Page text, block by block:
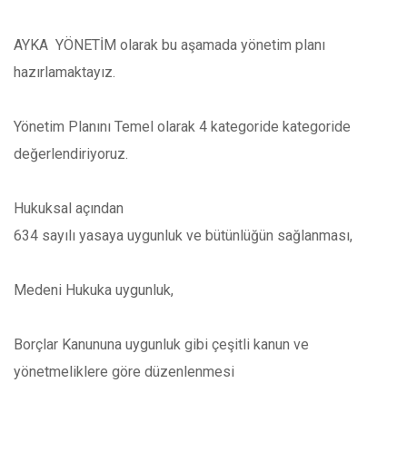
AYKA YÖNETİM olarak bu aşamada yönetim planı
hazırlamaktayız.
Yönetim Planını Temel olarak 4 kategoride kategoride
değerlendiriyoruz.
Hukuksal açından
634 sayılı yasaya uygunluk ve bütünlüğün sağlanması,
Medeni Hukuka uygunluk,
Borçlar Kanununa uygunluk gibi çeşitli kanun ve
yönetmeliklere göre düzenlenmesi